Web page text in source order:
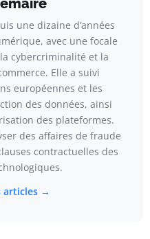
une dizaine d’années
avec une focale
cybercriminalité et la
Elle a suivi
européennes et les
des données, ainsi
des plateformes.
des affaires de fraude
contractuelles des
articles →